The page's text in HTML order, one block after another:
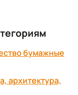
бумажные
архитектура,